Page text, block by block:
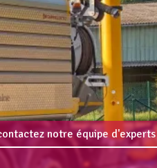
notre équipe d'experts